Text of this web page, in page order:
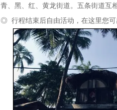
青、黑、红、黄龙街道。五条街道互
◎ 行程结束后自由活动，在这里您可